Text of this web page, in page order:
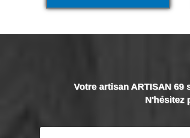
Votre artisan ARTISAN
N'hésitez